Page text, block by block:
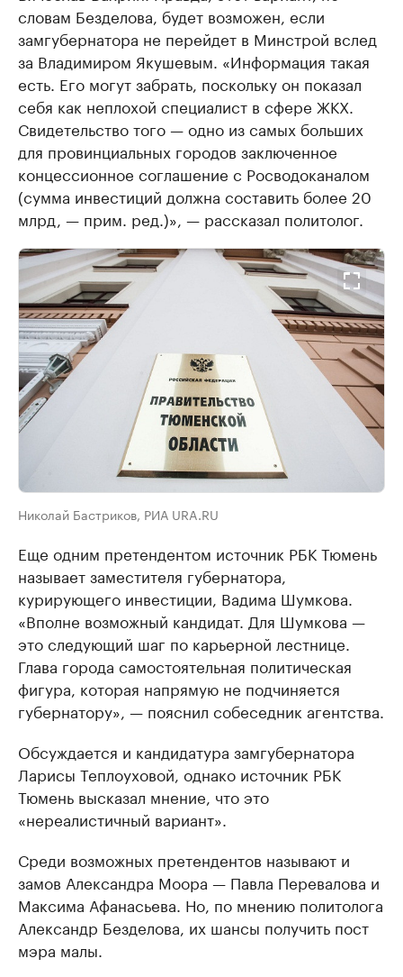
словам Безделова, будет возможен, если
замгубернатора не перейдет в Минстрой вслед
за Владимиром Якушевым. «Информация такая
есть. Его могут забрать, поскольку он показал
себя как неплохой специалист в сфере ЖКХ.
Свидетельство того — одно из самых больших
для провинциальных городов заключенное
концессионное соглашение с Росводоканалом
(сумма инвестиций должна составить более 20
млрд, — прим. ред.)», — рассказал политолог.
Николай Бастриков, РИА URA.RU
Еще одним претендентом источник РБК Тюмень
называет заместителя губернатора,
курирующего инвестиции, Вадима Шумкова.
«Вполне возможный кандидат. Для Шумкова —
это следующий шаг по карьерной лестнице.
Глава города самостоятельная политическая
фигура, которая напрямую не подчиняется
губернатору», — пояснил собеседник агентства.
Обсуждается и кандидатура замгубернатора
Ларисы Теплоуховой, однако источник РБК
Тюмень высказал мнение, что это
«нереалистичный вариант».
Среди возможных претендентов называют и
замов Александра Моора — Павла Перевалова и
Максима Афанасьева. Но, по мнению политолога
Александр Безделова, их шансы получить пост
мэра малы.